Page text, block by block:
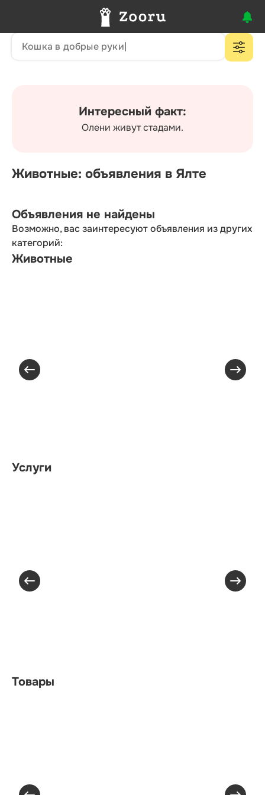
Интересный факт:
Олени живут стадами.
Животные: объявления в Ялте
Объявления не найдены
Возможно, вас заинтересуют объявления из других
категорий:
Животные
Услуги
Товары